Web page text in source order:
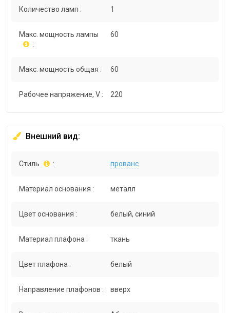
Количество ламп : 1
Макс. мощность лампы
:
60
Макс. мощность общая : 60
Рабочее напряжение, V : 220
Внешний вид:
Стиль : прованс
Материал основания : металл
Цвет основания : белый, синий
Материал плафона : ткань
Цвет плафона : белый
Направление плафонов : вверх